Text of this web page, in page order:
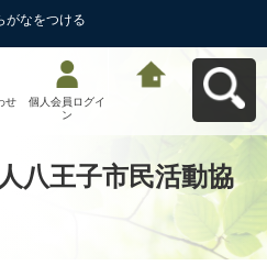
がなをつける
せ
個人会員ログイ
ン
八王子市民活動協